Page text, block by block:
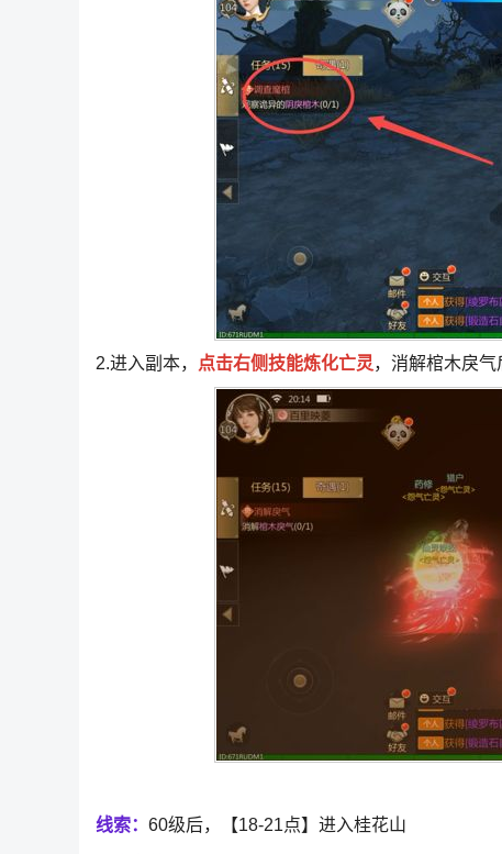
2.进入副本， 点击右侧技能炼化亡灵，消解棺木戾气
线索： 60级后，【18-21点】进入桂花山